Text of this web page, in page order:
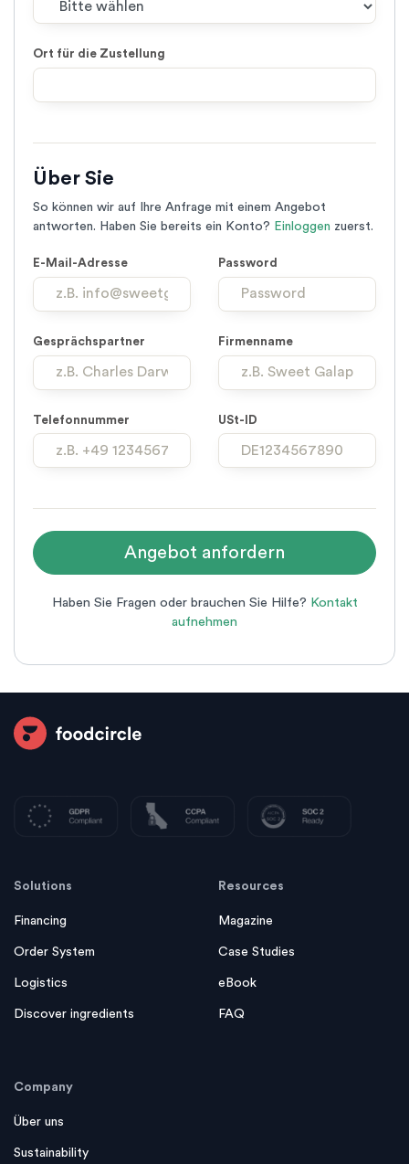
Ort für die Zustellung
Über Sie
So können wir auf Ihre Anfrage mit einem Angebot
antworten. Haben Sie bereits ein Konto? Einloggen zuerst.
E-Mail-Adresse Password
Gesprächspartner Firmenname
Telefonnummer USt-ID
Haben Sie Fragen oder brauchen Sie Hilfe? Kontakt
aufnehmen
Solutions
Financing
Order System
Logistics
Discover ingredients
Resources
Magazine
Case Studies
eBook
FAQ
Company
Über uns
Sustainability